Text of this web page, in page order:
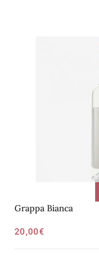
Grappa Bianca
20,00€